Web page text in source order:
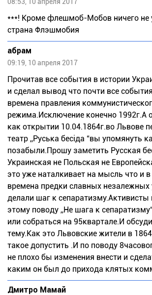
***! Кроме флешмоб-Мобов ничего не
страна Флэшмобия
абрам
09:19, 10 апреля 2017
Прочитав все события в истории
и сделал вывод что почти все
времена правления
режима.Исключение конечно 1992г.А
как открытии 10.04.1864г.во Львове
театр ,,Руська бесіда “вы упомянуть
позабыли.Прошу заметить Русская
Украинская не Польская не
это уже наталкивает на мысль что и в
времена предки славных незалежных
делали шаг к
этому поводу ,,Не шага к
или собраться на 95квартале.И
тему.Как это Львовские жители в
такое допустить .И по поводу
не плохо бы изменения внести и
каким он был до прихода клятых
Дмитро Мамай